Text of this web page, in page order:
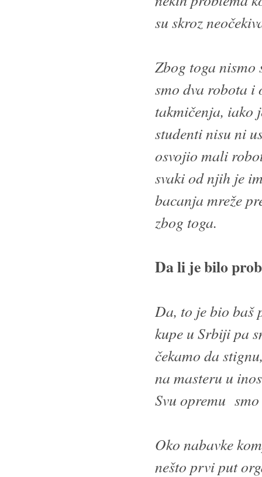
su skroz
Zbog toga nismo
smo dva robota i
takmičenja, iako
studenti nisu ni
osvojio mali
svaki od njih je
bacanja mreže
zbog toga.
Da li je bilo
Da, to je bio baš
kupe u Srbiji pa
čekamo da
na masteru u
Svu opremu
Oko nabavke
nešto prvi put